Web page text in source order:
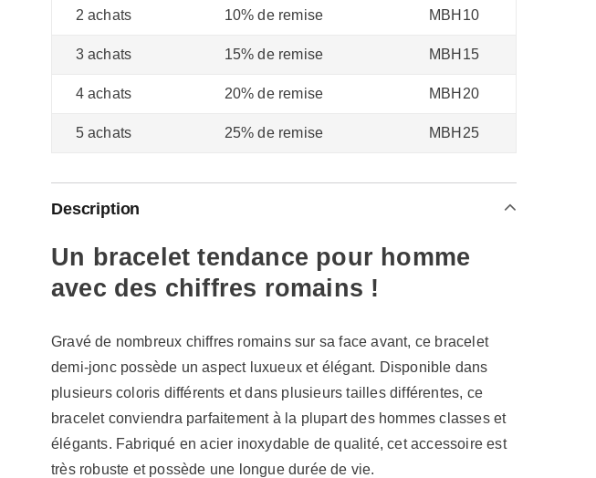
2 achats 10% de remise MBH10
3 achats 15% de remise MBH15
4 achats 20% de remise MBH20
5 achats 25% de remise MBH25
Description
Un bracelet tendance pour homme
avec des chiffres romains !
Gravé de nombreux chiffres romains sur sa face avant, ce bracelet
demi-jonc possède un aspect luxueux et élégant. Disponible dans
plusieurs coloris différents et dans plusieurs tailles différentes, ce
bracelet conviendra parfaitement à la plupart des hommes classes et
élégants. Fabriqué en acier inoxydable de qualité, cet accessoire est
très robuste et possède une longue durée de vie.